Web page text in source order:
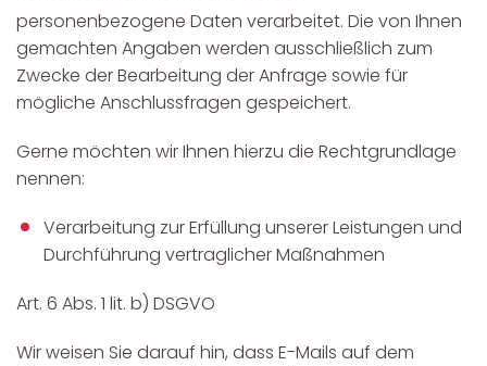
personenbezogene Daten verarbeitet. Die von Ihnen
gemachten Angaben werden ausschließlich zum
Zwecke der Bearbeitung der Anfrage sowie für
mögliche Anschlussfragen gespeichert.
Gerne möchten wir Ihnen hierzu die Rechtgrundlage
nennen:
Verarbeitung zur Erfüllung unserer Leistungen und
Durchführung vertraglicher Maßnahmen
Art. 6 Abs. 1 lit. b) DSGVO
Wir weisen Sie darauf hin, dass E-Mails auf dem